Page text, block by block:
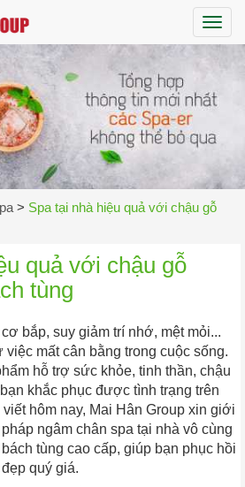
> Spa tại nhà hiệu quả với chậu gỗ
quả với chậu gỗ
tùng
bắp, suy giảm trí nhớ, mệt mỏi...
mất cân bằng trong cuộc sống.
hỗ trợ sức khỏe, tinh thần, chậu
khắc phục được tình trạng trên
hôm nay, Mai Hân Group xin giới
ngâm chân spa tại nhà vô cùng
tùng cao cấp, giúp bạn phục hồi
quý giá.